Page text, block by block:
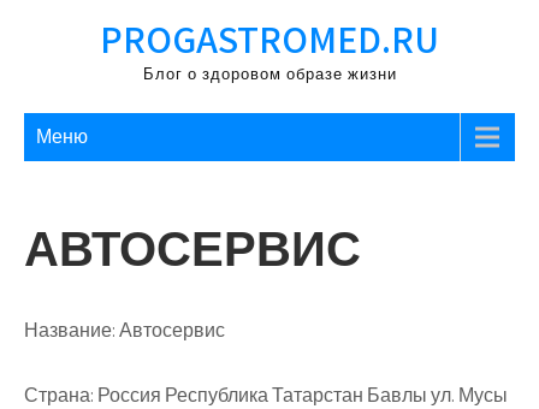
PROGASTROMED.RU
Блог о здоровом образе жизни
Меню
АВТОСЕРВИС
Название:Автосервис
Страна: Россия Республика Татарстан Бавлы ул. Мусы